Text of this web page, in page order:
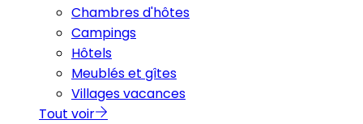
Chambres d'hôtes
Campings
Hôtels
Meublés et gîtes
Villages vacances
Tout voir